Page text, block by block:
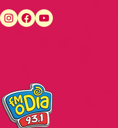
https://www.instagram.com/fmodiamanaus/ https://www.facebook.com/fmodiamanaus https://www.youtube.com/user/radiofmodia